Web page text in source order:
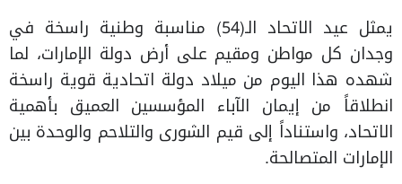
يمثل عيد الاتحاد الـ(54) مناسبة وطنية راسخة في
وجدان كل مواطن ومقيم على أرض دولة الإمارات، لما
شهده هذا اليوم من ميلاد دولة اتحادية قوية راسخة
انطلاقاً من إيمان الآباء المؤسسين العميق بأهمية
الاتحاد، واستناداً إلى قيم الشورى والتلاحم والوحدة بين
الإمارات المتصالحة.